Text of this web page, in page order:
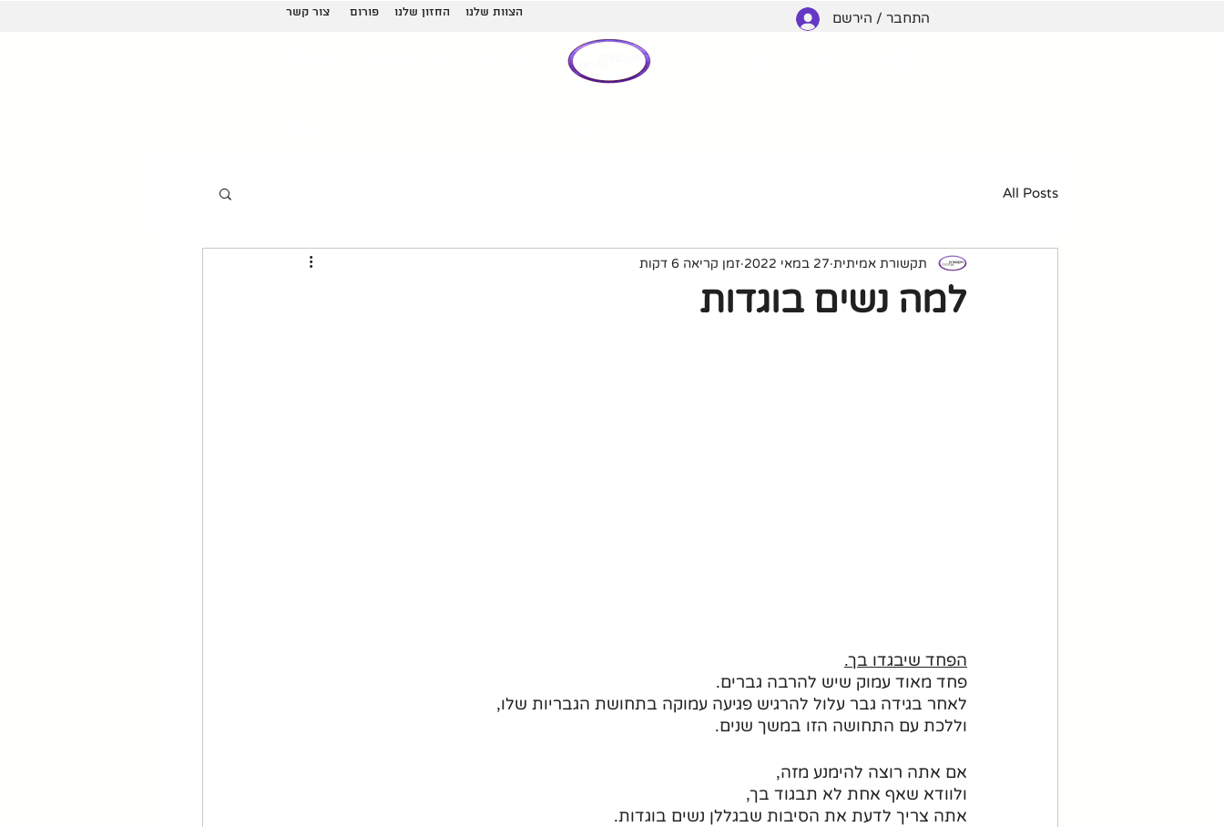
צור קשר פורום החזון שלנו הצוות שלנו התחבר / הירשם
All Posts
למה נשים בוגדות
תקשורת אמיתית 27 במאי 2022 זמן קריאה 6 דקות
הפחד שיבגדו בך.
פחד מאוד עמוק שיש להרבה גברים.
לאחר בגידה גבר עלול להרגיש פגיעה עמוקה בתחושת הגבריות שלו,
וללכת עם התחושה הזו במשך שנים.
אם אתה רוצה להימנע מזה,
ולוודא שאף אחת לא תבגוד בך,
אתה צריך לדעת את הסיבות שבגללן נשים בוגדות.